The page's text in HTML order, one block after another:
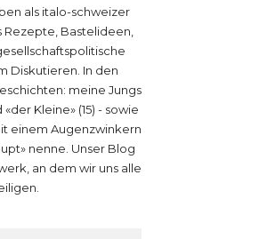
als italo-schweizer
Rezepte, Bastelideen,
Diskutieren. In den
meine Jungs
«der Kleine» (15) - sowie
einem Augenzwinkern
nenne. Unser Blog
an dem wir uns alle